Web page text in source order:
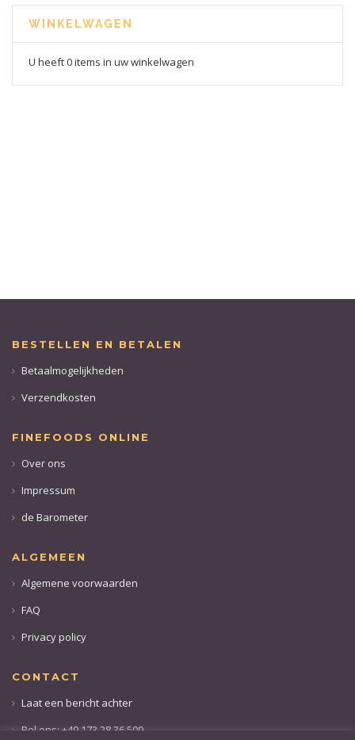
WINKELWAGEN
U heeft 0 items in uw winkelwagen
BESTELLEN EN BETALEN
Betaalmogelijkheden
Verzendkosten
FINEFOODS ONLINE
Over ons
Impressum
de Barometer
ALGEMEEN
Algemene voorwaarden
FAQ
Privacy policy
CONTACT
Laat een bericht achter
Bel ons: +49 173 28 36 509